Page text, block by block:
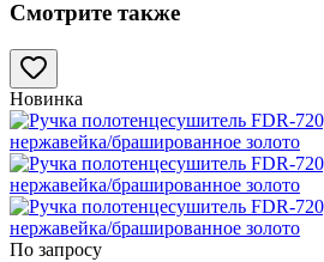
Смотрите также
Новинка
По запросу